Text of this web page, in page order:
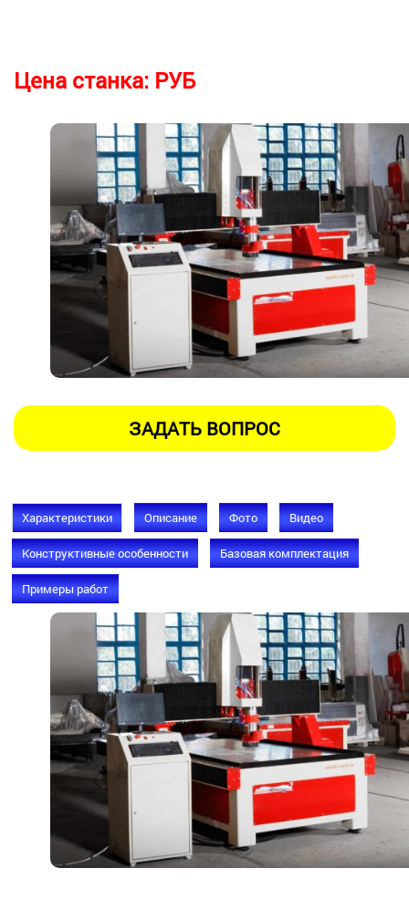
Цена станка: РУБ
Характеристики Описание Фото Видео
Конструктивные особенности Базовая комплектация
Примеры работ